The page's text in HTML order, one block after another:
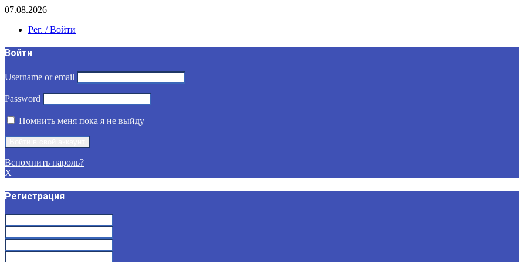
07.08.2026
Рег. / Войти
Войти
Username or email
Password
Помнить меня пока я не выйду
Вспомнить пароль?
X
Регистрация